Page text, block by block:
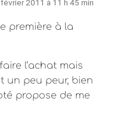
février 2011 à 11 h 45 min
première à la
l’achat mais
un peu peur, bien
propose de me